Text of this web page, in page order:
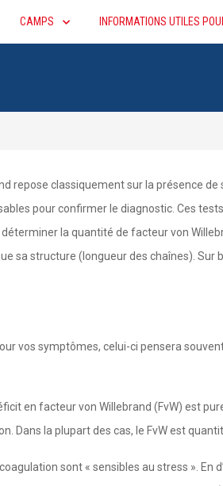
CAMPS INFORMATIONS UTILES
repose classiquement sur la présence
pour confirmer le diagnostic. Ces
la quantité de facteur von
sa structure (longueur des chaînes).
vos symptômes, celui-ci pensera
en facteur von Willebrand (FvW) est
Dans la plupart des cas, le FvW est
sont « sensibles au stress ».